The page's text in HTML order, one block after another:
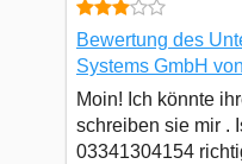
Bewertung des
Systems GmbH
Moin! Ich könnte
schreiben sie mir .
03341304154